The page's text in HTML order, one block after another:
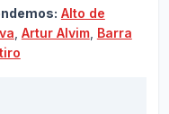
Alto de
Artur Alvim, Barra